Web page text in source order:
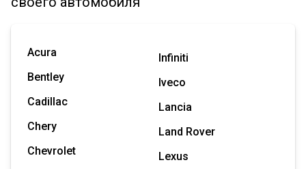
Acura
Bentley
Cadillac
Chery
Chevrolet
Infiniti
Iveco
Lancia
Land Rover
Lexus